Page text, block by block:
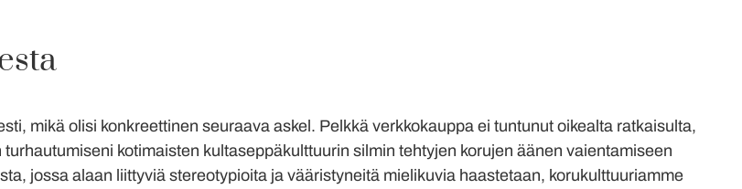
mikä olisi konkreettinen seuraava askel. Pelkkä verkkokauppa ei tuntunut oikealta ratkaisulta,
kotimaisten kultaseppäkulttuurin silmin tehtyjen korujen äänen vaientamiseen
jossa alaan liittyviä stereotypioita ja vääristyneitä mielikuvia haastetaan, korukulttuuriamme